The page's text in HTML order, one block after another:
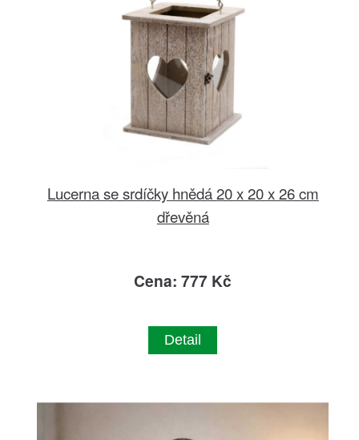
Lucerna se srdíčky hnědá 20 x 20 x 26 cm
dřevěná
Cena: 777 Kč
Detail